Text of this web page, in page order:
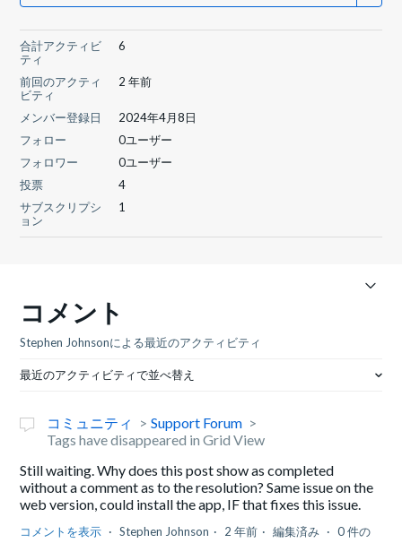
合計アクティビ
ティ
6
前回のアクティ
ビティ
2 年前
メンバー登録日
2024年4月8日
フォロー
0ユーザー
フォロワー
0ユーザー
投票
4
サブスクリプシ
ョン
1
コメント
Stephen Johnsonによる最近のアクティビティ
最近のアクティビティで並べ替え
コミュニティ
Support Forum
Tags have disappeared in Grid View
Still waiting. Why does this post show as completed
without a comment as to the resolution? Same issue on the
web version, could install the app, IF that fixes this issue.
コメントを表示 Stephen Johnson 2 年前 編集済み
0 件の